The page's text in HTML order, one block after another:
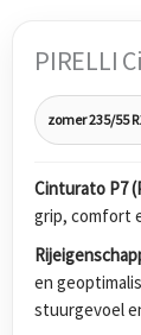
PIRELLI
zomer 235/55
Cinturato P7
grip, comfort
en
stuurgevoel